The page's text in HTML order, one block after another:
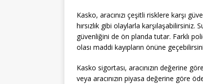
Kasko, aracınızı çeşitli risklere karşı
hırsızlık gibi olaylarla
güvenliğini de ön planda tutar. Farklı
olası maddi kayıpların önüne
Kasko sigortası, aracınızın değerine
veya aracınızın piyasa değerine göre